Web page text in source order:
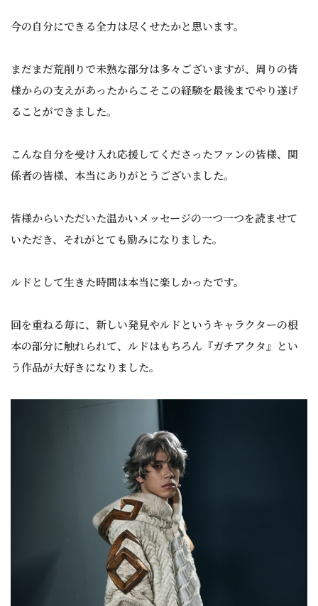
今の自分にできる全力は尽くせたかと思います。
まだまだ荒削りで未熟な部分は多々ございますが、周りの皆
様からの支えがあったからこそこの経験を最後までやり遂げ
ることができました。
こんな自分を受け入れ応援してくださったファンの皆様、関
係者の皆様、本当にありがとうございました。
皆様からいただいた温かいメッセージの一つ一つを読ませて
いただき、それがとても励みになりました。
ルドとして生きた時間は本当に楽しかったです。
回を重ねる毎に、新しい発見やルドというキャラクターの根
本の部分に触れられて、ルドはもちろん『ガチアクタ』とい
う作品が大好きになりました。